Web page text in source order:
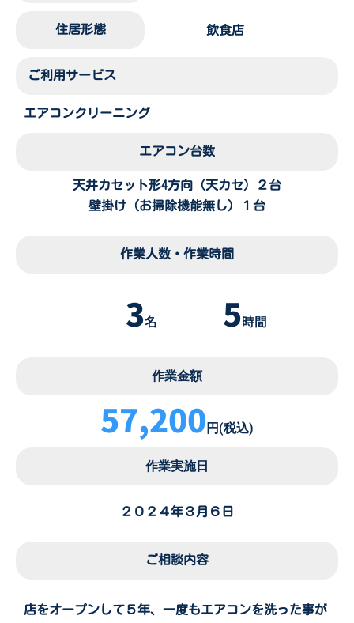
住居形態 飲食店
ご利用サービス
エアコンクリーニング
エアコン台数
天井カセット形4方向（天カセ）２台
壁掛け（お掃除機能無し）１台
作業人数・作業時間
3名 5時間
作業金額
57,200 円(税込)
作業実施日
２０２４年３月６日
ご相談内容
店をオープンして５年、一度もエアコンを洗った事が